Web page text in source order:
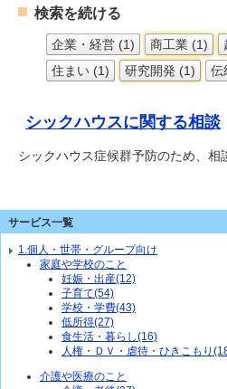
検索を続ける
企業・経営 (1) 商工業 (1)
住まい (1)
研究開発 (1) 伝
シックハウスに関する相談
シックハウス症候群予防のため、相
サービス一覧
1.個人・世帯・グループ向け
家庭や学校のこと
妊娠・出産(12)
子育て(54)
学校・学費(43)
低所得(27)
食生活・暮らし(16)
人権・ＤＶ・虐待・ひきこもり
介護や医療のこと